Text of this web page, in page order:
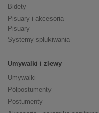
Bidety
Pisuary i akcesoria
Pisuary
Systemy spłukiwania
Umywalki i zlewy
Umywalki
Półpostumenty
Postumenty